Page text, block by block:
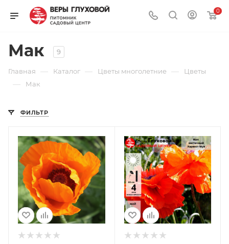
0
Мак 9
Главная — Каталог — Цветы многолетние — Цветы
— Мак
ФИЛЬТР